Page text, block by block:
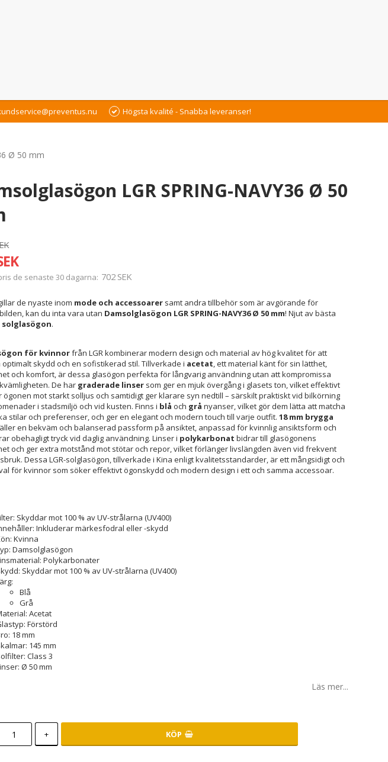
Högsta kvalité - Snabba leveranser!
Ø 50 mm
LGR SPRING-NAVY36 Ø 50
de senaste 30 dagarna 702 SEK
de nyaste inom mode och accessoarersamt andra tillbehör som är avgörande för
kan du inta vara utan Damsolglasögon LGR SPRING-NAVY36 Ø 50 mm! Njut av bästa
solglasögon.
för kvinnorfrån LGR kombinerar modern design och material av hög kvalitet för att
skydd och en sofistikerad stil. Tillverkade i acetat, ett material känt för sin lätthet,
och komfort, är dessa glasögon perfekta för långvarig användning utan att kompromissa
De har graderade linsersom ger en mjuk övergång i glasets ton, vilket effektivt
ögonen mot starkt solljus och samtidigt ger klarare syn nedtill – särskilt praktiskt vid bilkörning
i stadsmiljö och vid kusten. Finns i blå och grå nyanser, vilket gör dem lätta att matcha
stilar och preferenser, och ger en elegant och modern touch till varje outfit. 18 mm brygga
en bekväm och balanserad passform på ansiktet, anpassad för kvinnlig ansiktsform och
obehagligt tryck vid daglig användning. Linser i polykarbonat bidrar till glasögonens
och ger extra motstånd mot stötar och repor, vilket förlänger livslängden även vid frekvent
Dessa LGR-solglasögon, tillverkade i Kina enligt kvalitetsstandarder, är ett mångsidigt och
för kvinnor som söker effektivt ögonskydd och modern design i ett och samma accessoar.
Skyddar mot 100 % av UV-strålarna (UV400)
Inkluderar märkesfodral eller -skydd
Kvinna
Damsolglasögon
Polykarbonater
Skyddar mot 100 % av UV-strålarna (UV400)
Blå
Grå
Acetat
Förstörd
18 mm
145 mm
Class 3
Ø 50 mm
Läs mer...
+ KÖP